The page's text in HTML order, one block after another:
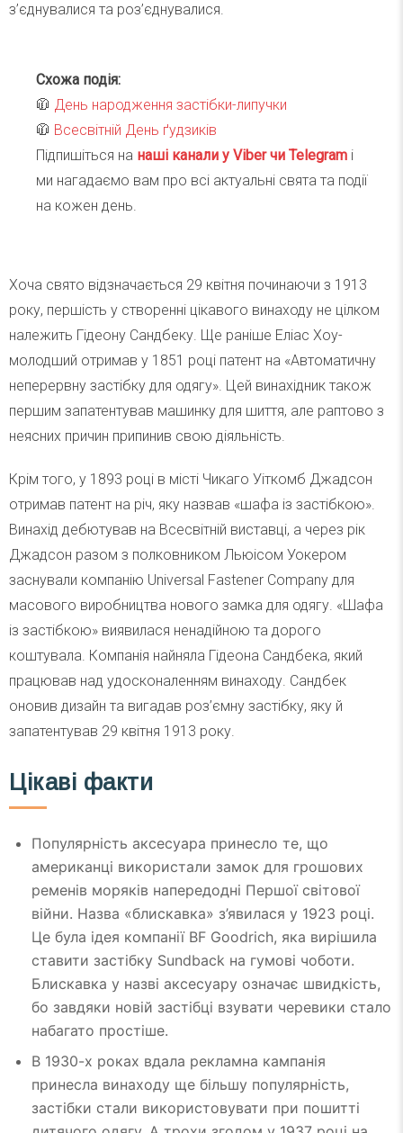
з’єднувалися та роз’єднувалися.
Схожа подія:
🧥 День народження застібки-липучки
🧥 Всесвітній День ґудзиків
Підпишіться на наші канали у Viber чи Telegram і
ми нагадаємо вам про всі актуальні свята та події
на кожен день.
Хоча свято відзначається 29 квітня починаючи з 1913
року, першість у створенні цікавого винаходу не цілком
належить Гідеону Сандбеку. Ще раніше Еліас Хоу-
молодший отримав у 1851 році патент на «Автоматичну
неперервну застібку для одягу». Цей винахідник також
першим запатентував машинку для шиття, але раптово з
неясних причин припинив свою діяльність.
Крім того, у 1893 році в місті Чикаго Уіткомб Джадсон
отримав патент на річ, яку назвав «шафа із застібкою».
Винахід дебютував на Всесвітній виставці, а через рік
Джадсон разом з полковником Льюісом Уокером
заснували компанію Universal Fastener Company для
масового виробництва нового замка для одягу. «Шафа
із застібкою» виявилася ненадійною та дорого
коштувала. Компанія найняла Гідеона Сандбека, який
працював над удосконаленням винаходу. Сандбек
оновив дизайн та вигадав роз’ємну застібку, яку й
запатентував 29 квітня 1913 року.
Цікаві факти
Популярність аксесуара принесло те, що
американці використали замок для грошових
ременів моряків напередодні Першої світової
війни. Назва «блискавка» з’явилася у 1923 році.
Це була ідея компанії BF Goodrich, яка вирішила
ставити застібку Sundback на гумові чоботи.
Блискавка у назві аксесуару означає швидкість,
бо завдяки новій застібці взувати черевики стало
набагато простіше.
В 1930-х роках вдала рекламна кампанія
принесла винаходу ще більшу популярність,
застібки стали використовувати при пошитті